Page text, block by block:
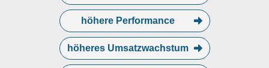
höhere Performance
höheres Umsatzwachstum